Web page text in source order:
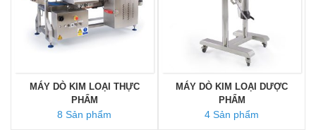
MÁY DÒ KIM LOẠI THỰC
PHẨM
8 Sản phẩm
MÁY DÒ KIM LOẠI DƯỢC
PHẨM
4 Sản phẩm